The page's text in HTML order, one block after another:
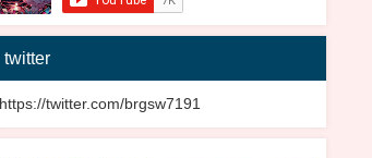
twitter
https://twitter.com/brgsw7191